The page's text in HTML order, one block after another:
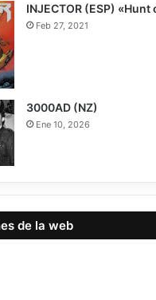
INJECTOR (ESP)
Feb 27, 2021
3000AD (NZ)
Ene 10, 2026
de la web